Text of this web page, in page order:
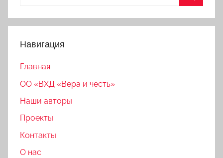
Навигация
Главная
ОО «ВХД «Вера и честь»
Наши авторы
Проекты
Контакты
О нас